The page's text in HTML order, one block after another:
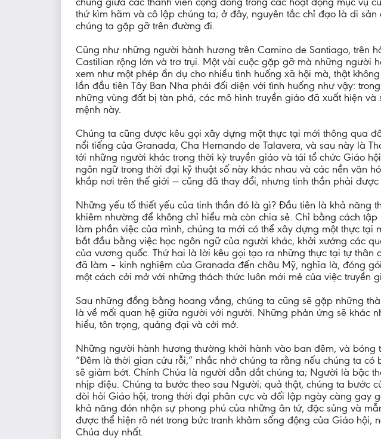
thứ kìm hãm và cô lập chúng ta; ở đây, nguyên tắc chỉ đạo là di
chúng ta gặp gỡ trên đường đi.
Cũng như những người hành hương trên Camino de Santiago, trên
Castilian rộng lớn và trơ trụi. Một vài cuộc gặp gỡ mà những người
xem như một phép ẩn dụ cho nhiều tình huống xã hội mà, thật
lần đầu tiên Tây Ban Nha phải đối diện với tình huống như vậy:
những vùng đất bị tàn phá, các mô hình truyền giáo đã xuất hiện
mệnh này.
Chúng ta cũng được kêu gọi xây dựng một thực tại mới thông qua
nổi tiếng của Granada, Cha Hernando de Talavera, và sau này là
tới những người khác trong thời kỳ truyền giáo và tái tổ chức Giáo
ngôn ngữ trong thời đại kỹ thuật số này khác nhau và các nền văn
khắp nơi trên thế giới — cũng đã thay đổi, nhưng tinh thần phải
Những yếu tố thiết yếu của tinh thần đó là gì? Đầu tiên là khả năng
khiêm nhường để không chỉ hiểu mà còn chia sẻ. Chỉ bằng cách
làm phần việc của mình, chúng ta mới có thể xây dựng một thực
bắt đầu bằng việc học ngôn ngữ của người khác, khởi xướng các
của vương quốc. Thứ hai là lời kêu gọi tạo ra những thực tại tự
đã làm – kinh nghiệm của Granada đến châu Mỹ, nghĩa là, đóng
một cách cởi mở với những thách thức luôn mới mẻ của việc truyền
Sau những đồng bằng hoang vắng, chúng ta cũng sẽ gặp những
là về mối quan hệ giữa người với người. Những phản ứng sẽ khác
hiểu, tôn trọng, quảng đại và cởi mở.
Những người hành hương thường khởi hành vào ban đêm, và
“Đêm là thời gian cứu rỗi,” nhắc nhở chúng ta rằng nếu chúng ta
sẽ giảm bớt. Chính Chúa là người dẫn dắt chúng ta; Người là bậc
nhịp điệu. Chúng ta bước theo sau Người; quả thật, chúng ta bước
đòi hỏi Giáo hội, trong thời đại phân cực và đối lập ngày càng gay
khả năng đón nhận sự phong phú của những ân tứ, đặc sủng và
được thể hiện rõ nét trong bức tranh khảm sống động của Giáo
Chúa duy nhất.